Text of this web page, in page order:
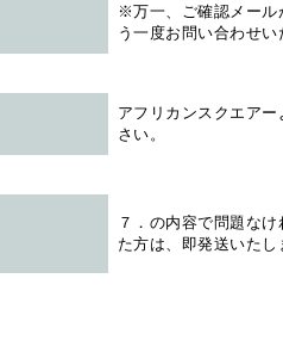
※万一、ご確認メール
う一度お問い合わせ
アフリカンスクエアー
さい。
７．の内容で問題な
た方は、即発送いたし